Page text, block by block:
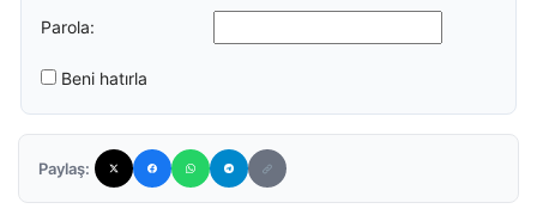
Parola:
Beni hatırla
Paylaş: